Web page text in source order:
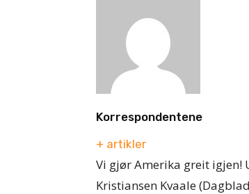
Korrespondentene
+ artikler
Vi gjør Amerika greit igjen!
Kristiansen Kvaale